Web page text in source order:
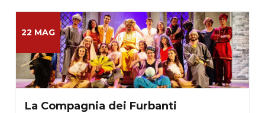
22 MAG
La Compagnia dei Furbanti